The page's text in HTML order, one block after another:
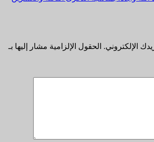
الإلكتروني. الحقول الإلزامية مشار إليها بـ